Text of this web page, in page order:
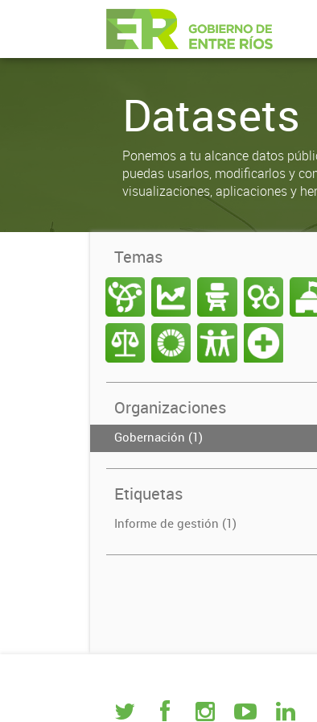
Datasets
Ponemos a tu alcance datos
puedas usarlos, modificarlos y
visualizaciones, aplicaciones y
Temas
Organizaciones
Gobernación (1)
Etiquetas
Informe de gestión (1)